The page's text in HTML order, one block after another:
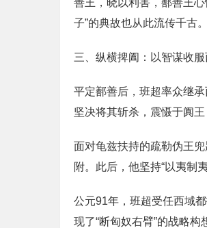
善王，晓以利害，鄯善王
子”的典故也从此流传千古。
三、纵横捭阖：以智谋收服
平定鄯善后，班超率众继
坚决将其斩杀，震慑于阗
面对龟兹扶持的疏勒伪王
附。此后，他坚持“以夷制
公元91年，班超受任西域
现了“断匈奴右臂”的战略构